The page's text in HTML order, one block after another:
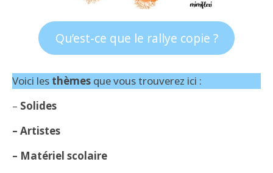
Qu’est-ce que le rallye copie ?
Voici les thèmes que vous trouverez ici :
– Solides
– Artistes
– Matériel scolaire